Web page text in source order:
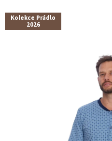
Kolekce Prádlo
2026